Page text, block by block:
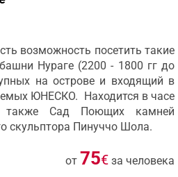
возможность посетить такие
Нураге (2200 - 1800 гг до
на острове и входящий в
ЮНЕСКО. Находится в часе
Сад Поющих камней
скульптора Пинуччо Шола.
от 75€ за человека